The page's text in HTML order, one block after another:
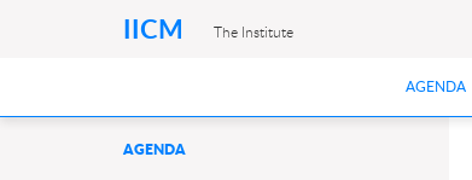
IICM The Institute
AGENDA
AGENDA